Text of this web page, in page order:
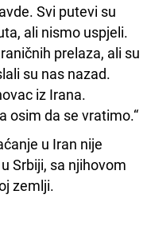
Svi putevi su
ali nismo uspjeli.
prelaza, ali su
su nas nazad.
iz Irana.
osim da se vratimo.“
u Iran nije
Srbiji, sa njihovom
zemlji.